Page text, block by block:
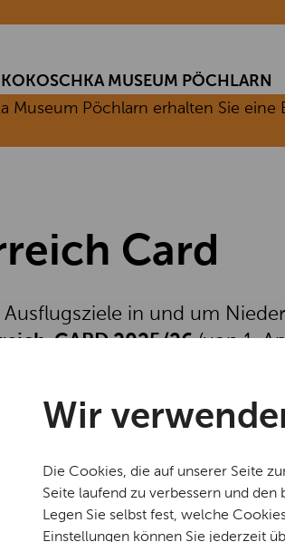
Wir
Die Cookies, die auf unserer Seite
Seite laufend zu verbessern und
Legen Sie selbst fest, welche
Einstellungen können Sie jederzeit
MUSEUM PÖCHLARN
Museum Pöchlarn erhalten Sie
Card
in und um
CARD 2025/26(von 1.
Kinder und Jugendliche (6-
bei freiem Eintritt.
gilt nur für